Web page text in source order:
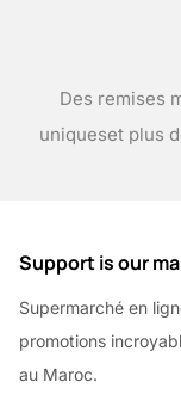
Des remises
uniqueset plus
Support is our
Supermarché en
promotions
au Maroc.